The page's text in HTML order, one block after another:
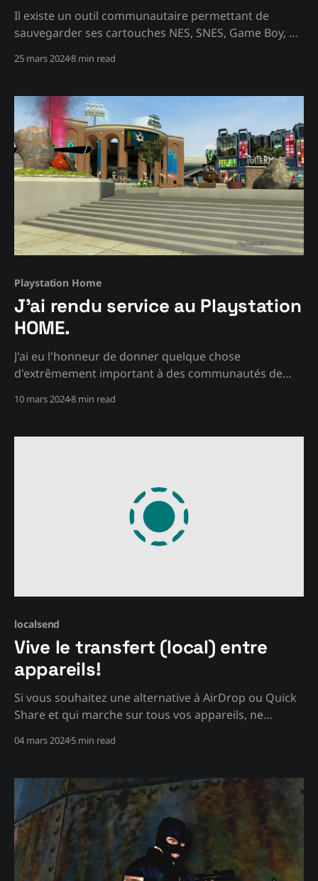
Il existe un outil communautaire permettant de
sauvegarder ses cartouches NES, SNES, Game Boy, et
25 mars 20248 min read
Playstation Home
J'ai rendu service au Playstation
HOME.
J'ai eu l'honneur de donner quelque chose
d'extrêmement important à des communautés de
10 mars 20248 min read
localsend
Vive le transfert (local) entre
appareils!
Si vous souhaitez une alternative à AirDrop ou Quick
Share et qui marche sur tous vos appareils, ne
04 mars 20245 min read